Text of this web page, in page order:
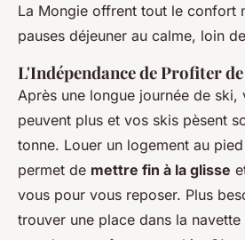
La Mongie offrent tout le confort
pauses déjeuner au calme, loin
L'Indépendance de Profiter
Après une longue journée de ski,
peuvent plus et vos skis pèsent
tonne. Louer un logement au
permet de mettre fin à la glisse
vous pour vous reposer. Plus
trouver une place dans la